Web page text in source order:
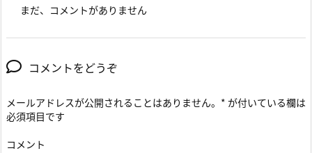
まだ、コメントがありません
コメントをどうぞ
メールアドレスが公開されることはありません。 * が付いている欄は
必須項目です
コメント